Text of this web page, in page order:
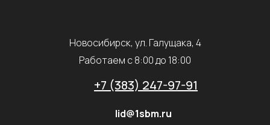
Новосибирск, ул. Галущака, 4
Работаем с 8:00 до 18:00
+7 (383) 247-97-91
lid@1sbm.ru